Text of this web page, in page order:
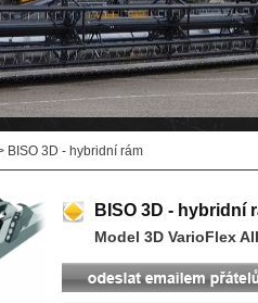
BISO 3D - hybridní rám
BISO 3D - hybridní
Model 3D VarioFlex